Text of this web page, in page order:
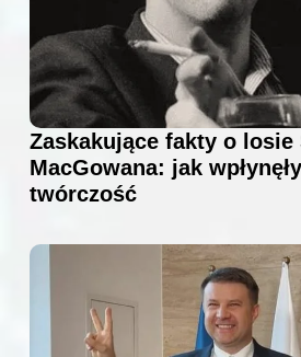
Zaskakujące fakty o losie
MacGowana: jak
twórczość